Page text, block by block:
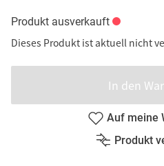
Produkt ausverkauft
Dieses Produkt ist aktuell nicht
In den
Auf meine
Produkt